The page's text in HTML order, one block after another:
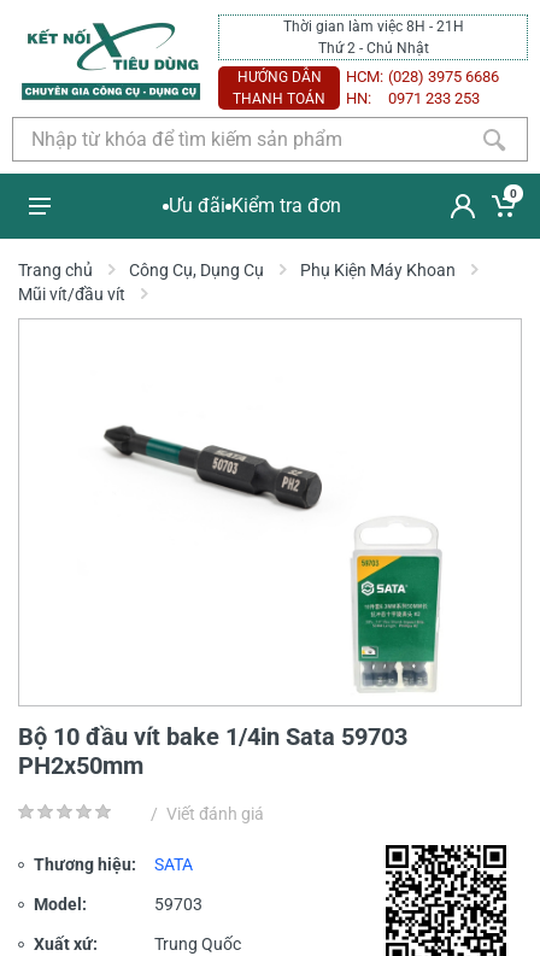
Thời gian làm việc 8H - 21H
Thứ 2 - Chủ Nhật
HƯỚNG DẪN
THANH TOÁN
HCM: (028) 3975 6686
HN:
0971 233 253
Ưu đãi Kiểm tra đơn
0
Trang chủ Công Cụ, Dụng Cụ
Phụ Kiện Máy Khoan
Mũi vít/đầu vít
Bộ 10 đầu vít bake 1/4in Sata 59703
PH2x50mm
/ Viết đánh giá
Thương hiệu: SATA
Model: 59703
Xuất xứ: Trung Quốc